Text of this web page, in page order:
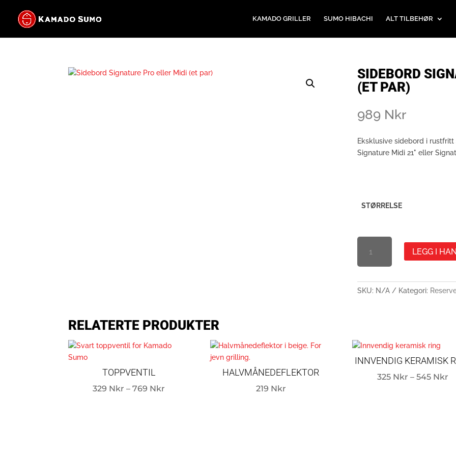
KAMADO GRILLER SUMO HIBACHI ALT TILBEHØR
SIDEBORD
(ET PAR)
989 Nkr
Eksklusive sidebord i
Signature Midi 21" eller
STØRRELSE
SIGNATURE
PRO
MIDI
LEGG I
SKU: N/A Kategori:
RELATERTE PRODUKTER
TOPPVENTIL
329 Nkr – 769 Nkr
HALVMÅNEDEFLEKTOR
219 Nkr
INNVENDIG KERAMISK
325 Nkr – 545 Nkr